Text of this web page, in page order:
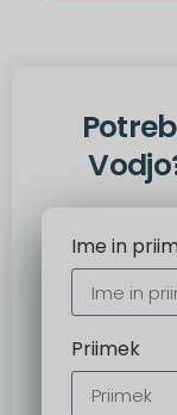
Ime in
Priimek